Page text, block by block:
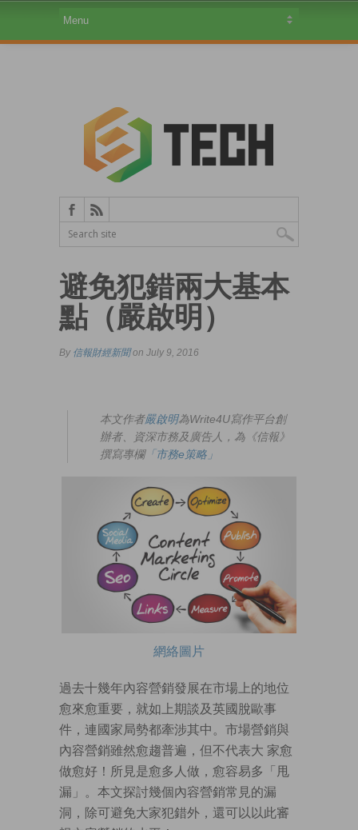
避免犯錯兩大基本
點（嚴啟明）
By 信報財經新聞on July 9, 2016
本文作者嚴啟明為Write4U寫作平台創
辦者、資深市務及廣告人，為《信報》
撰寫專欄「市務e策略」
網絡圖片
過去十幾年內容營銷發展在市場上的地位
愈來愈重要，就如上期談及英國脫歐事
件，連國家局勢都牽涉其中。市場營銷與
內容營銷雖然愈趨普遍，但不代表大 家愈
做愈好！所見是愈多人做，愈容易多「甩
漏」。本文探討幾個內容營銷常見的漏
洞，除可避免大家犯錯外，還可以以此審